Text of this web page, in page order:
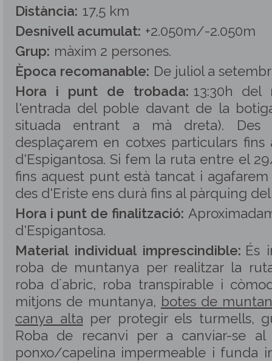
Distància: 17,5 km
Desnivell acumulat: +2.050m/-2.050m
Grup: màxim 2 persones.
Època recomanable: De juliol a
Hora i punt de trobada: 13:30h del
l'entrada del poble davant de la
situada entrant a mà dreta). Des
desplaçarem en cotxes particulars
d'Espigantosa. Si fem la ruta entre el
fins aquest punt està tancat i
des d'Eriste ens durà fins al pàrquing
Hora i punt de finalització:
d'Espigantosa.
Material individual imprescindible: És
roba de muntanya per realitzar la
roba d´abric, roba transpirable i
mitjons de muntanya, botes de
canya alta per protegir els turmells,
Roba de recanvi per a canviar-se
ponxo/capelina impermeable i funda